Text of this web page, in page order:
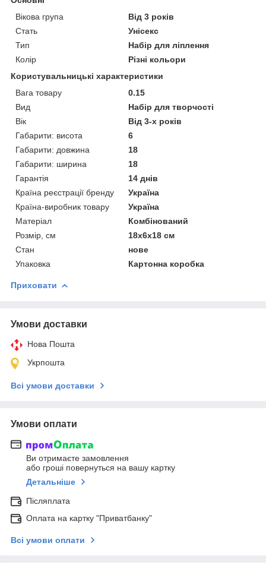
Вікова група
Від 3 років
Стать
Унісекс
Тип
Набір для ліплення
Колір
Різні кольори
Користувальницькі характеристики
Вага товару
0.15
Вид
Набір для творчості
Вік
Від 3-х років
Габарити: висота
6
Габарити: довжина
18
Габарити: ширина
18
Гарантія
14 днів
Країна реєстрації бренду
Україна
Країна-виробник товару
Україна
Матеріал
Комбінований
Розмір, см
18х6х18 см
Стан
нове
Упаковка
Картонна коробка
Приховати
Умови доставки
Нова Пошта
Укрпошта
Всі умови доставки
Умови оплати
Ви отримаєте замовлення
або гроші повернуться на вашу картку
Детальніше
Післяплата
Оплата на картку "Приватбанку"
Всі умови оплати